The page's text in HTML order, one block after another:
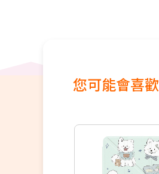
您可能會喜歡